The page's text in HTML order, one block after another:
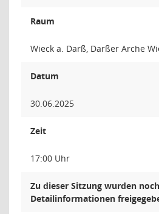
Raum
Wieck a. Darß, Darßer Arche
Datum
30.06.2025
Zeit
17:00 Uhr
Zu dieser Sitzung wurden
Detailinformationen